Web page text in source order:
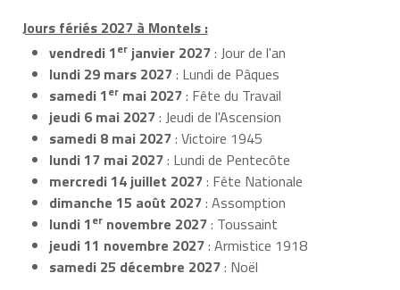
Jours fériés 2027 à Montels :
vendredi 1er janvier 2027: Jour de l'an
lundi 29 mars 2027: Lundi de Pâques
samedi 1er mai 2027: Fête du Travail
jeudi 6 mai 2027: Jeudi de l'Ascension
samedi 8 mai 2027: Victoire 1945
lundi 17 mai 2027: Lundi de Pentecôte
mercredi 14 juillet 2027: Fête Nationale
dimanche 15 août 2027: Assomption
lundi 1er novembre 2027: Toussaint
jeudi 11 novembre 2027: Armistice 1918
samedi 25 décembre 2027: Noël